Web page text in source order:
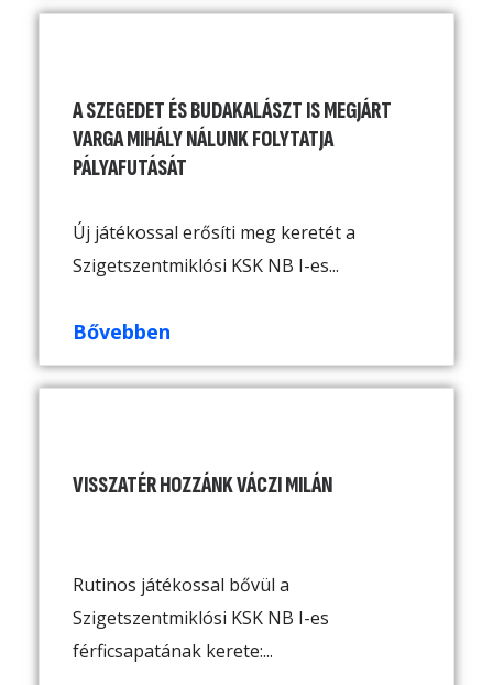
A SZEGEDET ÉS BUDAKALÁSZT IS MEGJÁRT
VARGA MIHÁLY NÁLUNK FOLYTATJA
PÁLYAFUTÁSÁT
Új játékossal erősíti meg keretét a
Szigetszentmiklósi KSK NB I-es...
Bővebben
VISSZATÉR HOZZÁNK VÁCZI MILÁN
Rutinos játékossal bővül a
Szigetszentmiklósi KSK NB I-es
férficsapatának kerete:...